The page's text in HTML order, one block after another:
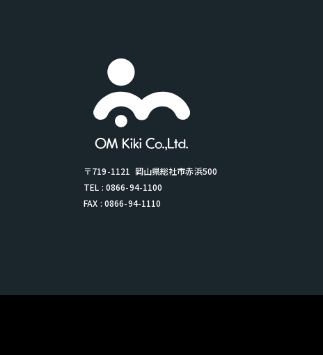
〒719-1121 岡山県総社市赤浜500
TEL : 0866-94-1100
FAX : 0866-94-1110